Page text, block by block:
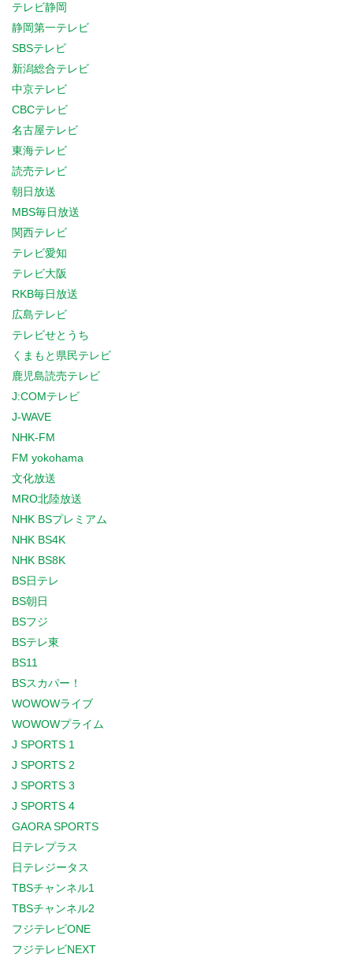
テレビ静岡
静岡第一テレビ
SBSテレビ
新潟総合テレビ
中京テレビ
CBCテレビ
名古屋テレビ
東海テレビ
読売テレビ
朝日放送
MBS毎日放送
関西テレビ
テレビ愛知
テレビ大阪
RKB毎日放送
広島テレビ
テレビせとうち
くまもと県民テレビ
鹿児島読売テレビ
J:COMテレビ
J-WAVE
NHK-FM
FM yokohama
文化放送
MRO北陸放送
NHK BSプレミアム
NHK BS4K
NHK BS8K
BS日テレ
BS朝日
BSフジ
BSテレ東
BS11
BSスカパー！
WOWOWライブ
WOWOWプライム
J SPORTS 1
J SPORTS 2
J SPORTS 3
J SPORTS 4
GAORA SPORTS
日テレプラス
日テレジータス
TBSチャンネル1
TBSチャンネル2
フジテレビONE
フジテレビNEXT